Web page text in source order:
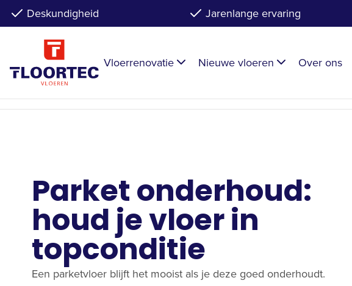
Deskundigheid Jarenlange ervaring
Vloerrenovatie Nieuwe vloeren Over ons
Parket onderhoud:
houd je vloer in
topconditie
Een parketvloer blijft het mooist als je deze goed onderhoudt.